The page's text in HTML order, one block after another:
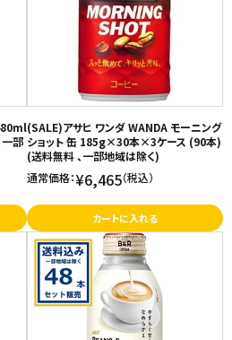
部
(SALE)アサヒ ワンダ WANDA モーニング
ショット 缶 185g×30本×3ケース (90本)
(送料無料 、一部地域は除く)
通常価格：¥6,465（税込）
カートに入れる